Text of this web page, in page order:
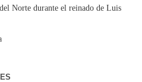
Norte durante el reinado de Luis